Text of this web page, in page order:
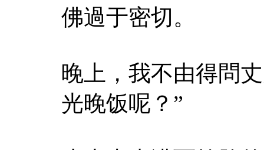
佛過于密切。
晚上，我不由得問
光晚饭呢？”